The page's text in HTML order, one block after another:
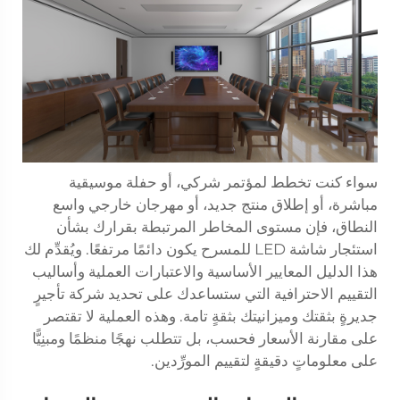
سواء كنت تخطط لمؤتمر شركي، أو حفلة موسيقية
مباشرة، أو إطلاق منتج جديد، أو مهرجان خارجي واسع
النطاق، فإن مستوى المخاطر المرتبطة بقرارك بشأن
استئجار شاشة LED للمسرح يكون دائمًا مرتفعًا. ويُقدِّم لك
هذا الدليل المعايير الأساسية والاعتبارات العملية وأساليب
التقييم الاحترافية التي ستساعدك على تحديد شركة تأجيرٍ
جديرةٍ بثقتك وميزانيتك بثقةٍ تامة. وهذه العملية لا تقتصر
على مقارنة الأسعار فحسب، بل تتطلب نهجًا منظمًا ومبنِيًّا
على معلوماتٍ دقيقةٍ لتقييم المورِّدين.